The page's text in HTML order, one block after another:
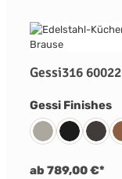
Gessi316
Gessi Finishes
239 Edelstahl
299 707
ab 789,00 €*